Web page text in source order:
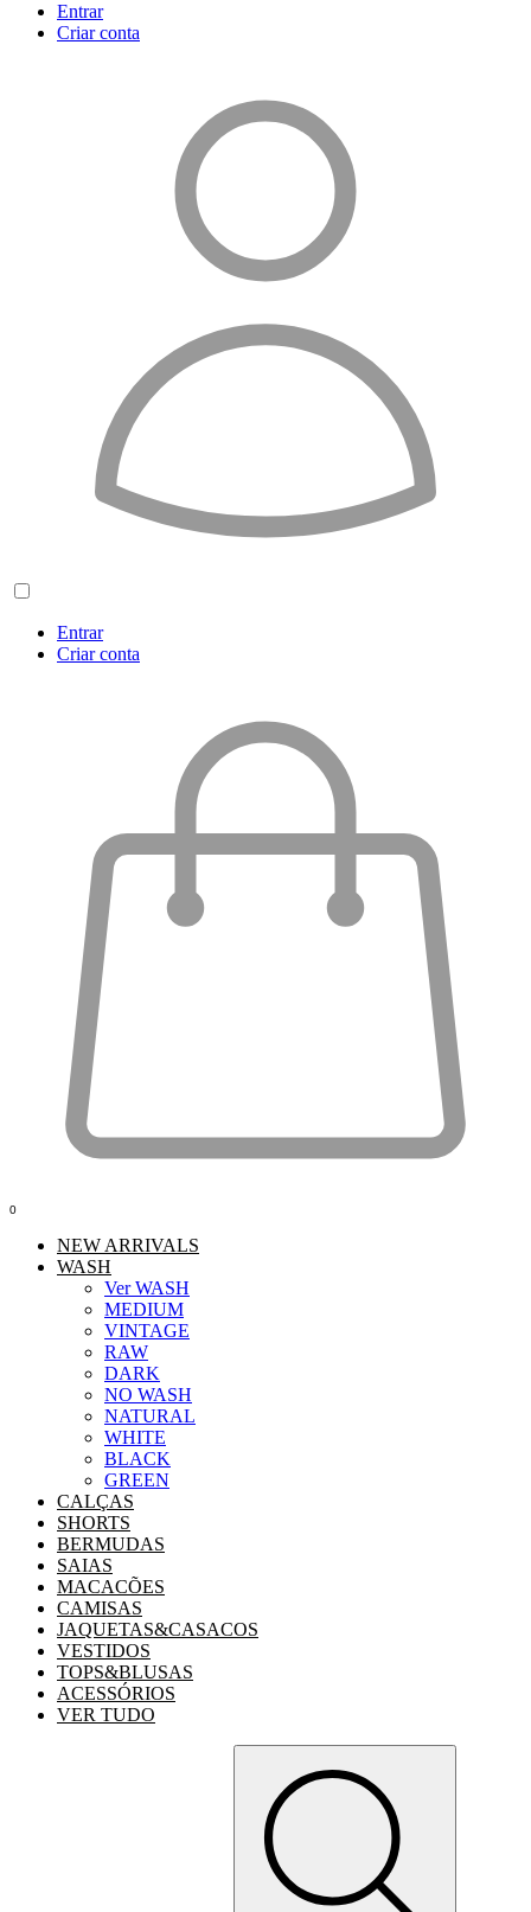
Entrar
Criar conta
Entrar
Criar conta
0
NEW ARRIVALS
WASH
Ver WASH
MEDIUM
VINTAGE
RAW
DARK
NO WASH
NATURAL
WHITE
BLACK
GREEN
CALÇAS
SHORTS
BERMUDAS
SAIAS
MACACÕES
CAMISAS
JAQUETAS&CASACOS
VESTIDOS
TOPS&BLUSAS
ACESSÓRIOS
VER TUDO